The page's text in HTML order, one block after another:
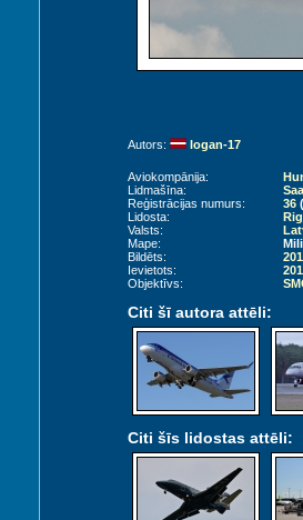
Autors: logan-17
Aviokompānija:
Lidmašīna:
Reģistrācijas numurs:
36
Lidosta:
Valsts:
Mape:
Bildēts:
Ievietots:
Objektīvs:
Citi šī autora attēli:
Citi šīs lidostas attēli: